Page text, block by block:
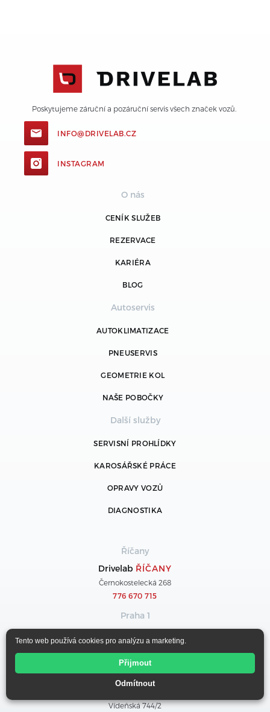
Poskytujeme záruční a pozáruční servis všech značek vozů.
INFO@DRIVELAB.CZ
INSTAGRAM
O nás
CENÍK SLUŽEB
REZERVACE
KARIÉRA
BLOG
Autoservis
AUTOKLIMATIZACE
PNEUSERVIS
GEOMETRIE KOL
NAŠE POBOČKY
Další služby
SERVISNÍ PROHLÍDKY
KAROSÁŘSKÉ PRÁCE
OPRAVY VOZŮ
DIAGNOSTIKA
Říčany
Drivelab ŘÍČANY
Černokostelecká 268
776 670 715
Praha 1
Opletalova 983/45
776 670 055
Praha 4
Vídeňská 744/2
Tento web používá cookies pro analýzu a marketing.
Přijmout
Odmítnout